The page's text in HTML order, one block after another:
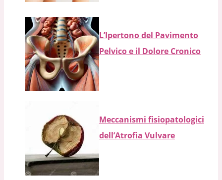
L’Ipertono del Pavimento
Pelvico e il Dolore Cronico
Meccanismi fisiopatologici
dell’Atrofia Vulvare